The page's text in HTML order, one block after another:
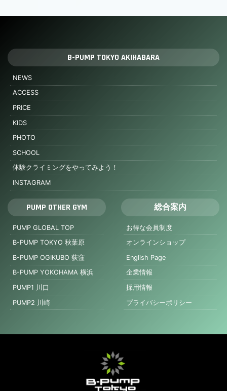
B-PUMP TOKYO AKIHABARA
NEWS
ACCESS
PRICE
KIDS
PHOTO
SCHOOL
体験クライミングをやってみよう！
INSTAGRAM
PUMP OTHER GYM
PUMP GLOBAL TOP
B-PUMP TOKYO 秋葉原
B-PUMP OGIKUBO 荻窪
B-PUMP YOKOHAMA 横浜
PUMP1 川口
PUMP2 川崎
総合案内
お得な会員制度
オンラインショップ
English Page
企業情報
採用情報
プライバシーポリシー